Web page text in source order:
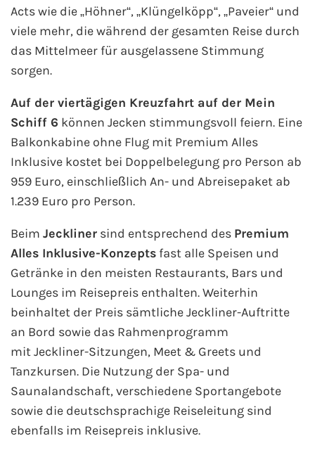
Acts wie die „Höhner“, „Klüngelköpp“, „Paveier“ und
viele mehr, die während der gesamten Reise durch
das Mittelmeer für ausgelassene Stimmung
sorgen.
Auf der viertägigen Kreuzfahrt auf der Mein
Schiff 6 können Jecken stimmungsvoll feiern. Eine
Balkonkabine ohne Flug mit Premium Alles
Inklusive kostet bei Doppelbelegung pro Person ab
959 Euro, einschließlich An- und Abreisepaket ab
1.239 Euro pro Person.
Beim Jeckliner sind entsprechend des Premium
Alles Inklusive-Konzepts fast alle Speisen und
Getränke in den meisten Restaurants, Bars und
Lounges im Reisepreis enthalten. Weiterhin
beinhaltet der Preis sämtliche Jeckliner-Auftritte
an Bord sowie das Rahmenprogramm
mit Jeckliner-Sitzungen, Meet & Greets und
Tanzkursen. Die Nutzung der Spa- und
Saunalandschaft, verschiedene Sportangebote
sowie die deutschsprachige Reiseleitung sind
ebenfalls im Reisepreis inklusive.